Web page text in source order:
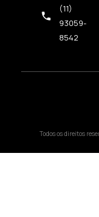
(11)
93059-
8542
Todos os direitos